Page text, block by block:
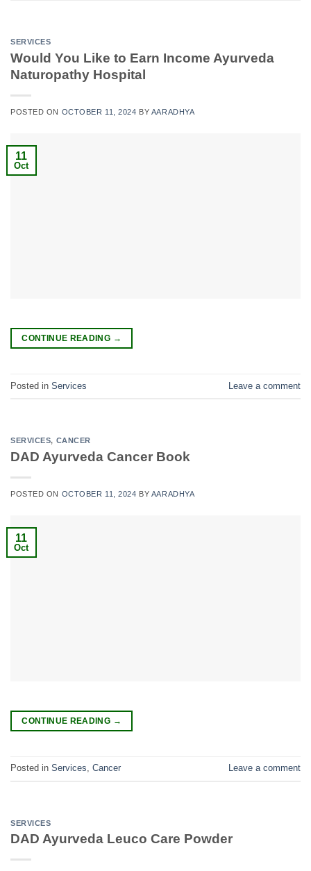
SERVICES
Would You Like to Earn Income Ayurveda
Naturopathy Hospital
POSTED ON OCTOBER 11, 2024 BY AARADHYA
11
Oct
CONTINUE READING →
Posted in Services Leave a comment
SERVICES, CANCER
DAD Ayurveda Cancer Book
POSTED ON OCTOBER 11, 2024 BY AARADHYA
11
Oct
CONTINUE READING →
Posted in Services Cancer Leave a comment
SERVICES
DAD Ayurveda Leuco Care Powder